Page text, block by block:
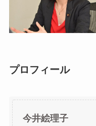
プロフィール
今井絵理子